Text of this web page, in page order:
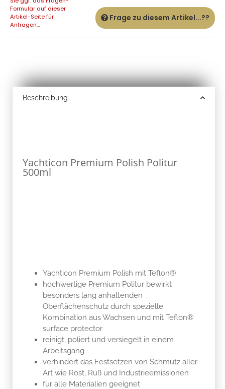
Formular auf dieser
Artikel-Seite für
Anfragen...
Frage zu diesem Artikel...??
Beschreibung
Yachticon Premium Polish Politur
500ml
Yachticon Premium Polish mit Teflon®
hochwertige Premium Politur bewirkt
besonders lang anhaltenden
Oberflächenschutz durch spezielle
Kombination aus Wachsen und mit Teflon®
surface protector
reinigt, poliert und versiegelt in einem
Arbeitsgang
verhindert das Festsetzen von Schmutz aller
Art wie Rost, Ruß und Industrieemissionen
für alle Materialien geeignet